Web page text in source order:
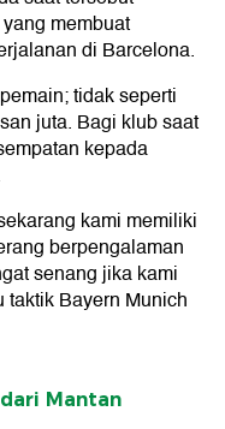
membuat
di Barcelona.
tidak seperti
juta. Bagi klub saat
kepada
kami memiliki
berpengalaman
senang jika kami
taktik Bayern Munich
Mantan